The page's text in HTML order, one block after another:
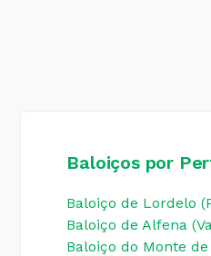
Baloiços por
Baloiço de Lordelo
Baloiço de Alfena
Baloiço do Monte